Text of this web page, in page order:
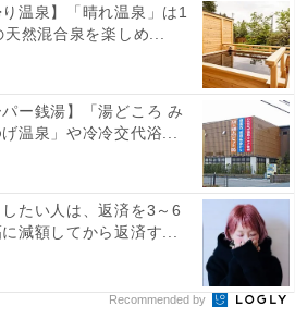
の人気ホテル】「嬉野温泉 茶心の宿
はお茶の香りに包まれる極上の癒や
り温泉】「晴れ温泉」は1
然混合泉を楽しめ...
パー銭湯】「湯どころ み
温泉」や冷冷交代浴...
たい人は、返済を3～6
減額してから返済す...
Recommended by